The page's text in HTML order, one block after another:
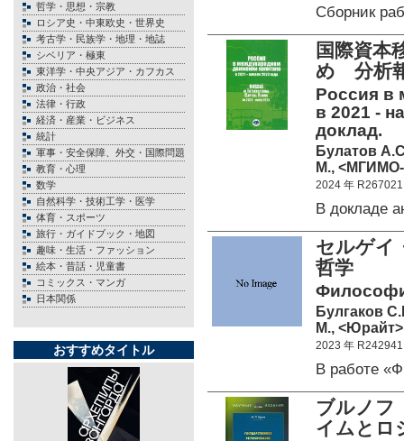
哲学・思想・宗教
ロシア史・中東欧史・世界史
考古学・民族学・地理・地誌
シベリア・極東
東洋学・中央アジア・カフカス
政治・社会
法律・行政
経済・産業・ビジネス
統計
軍事・安全保障、外交・国際問題
教育・心理
数学
自然科学・技術工学・医学
体育・スポーツ
旅行・ガイドブック・地図
趣味・生活・ファッション
絵本・昔話・児童書
コミックス・マンガ
日本関係
おすすめタイトル
Сборник
国際資本
め 分
Россия в
в 2021 -
доклад.
Булатов
М., <МГИМО-
2024 年 R267021
В докладе
セルゲイ
哲学
Булгаков
М., <Юрайт>
2023 年 R242941
В работе
ブルノ
イムとロ